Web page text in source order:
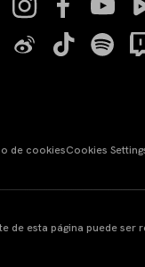
de cookiesCookies
de esta página puede